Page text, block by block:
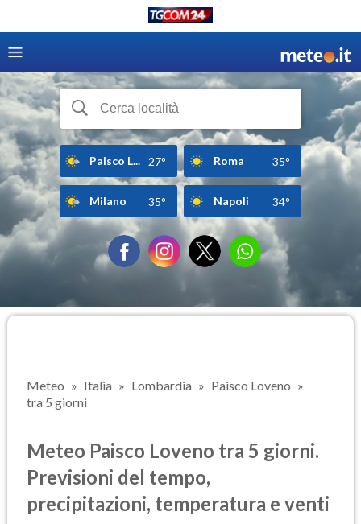
Paisco L... 27° Roma 35°
Milano 35° Napoli 34°
Meteo Italia Lombardia
Paisco Loveno
tra 5 giorni
Meteo Paisco Loveno tra 5 giorni.
Previsioni del tempo,
precipitazioni, temperatura e venti